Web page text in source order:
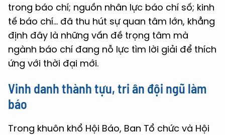
trong báo chí; nguồn nhân lực báo chí số; kinh
tế báo chí… đã thu hút sự quan tâm lớn, khẳng
định đây là những vấn đề trọng tâm mà
ngành báo chí đang nỗ lực tìm lời giải để thích
ứng với thời đại mới.
Vinh danh thành tựu, tri ân đội ngũ làm
báo
Trong khuôn khổ Hội Báo, Ban Tổ chức và Hội